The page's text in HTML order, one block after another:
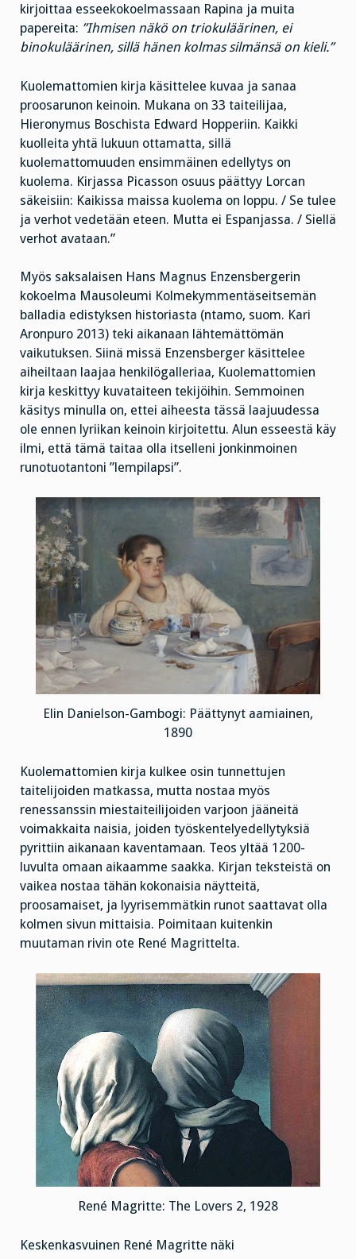
kirjoittaa esseekokoelmassaan Rapina ja muita
papereita: ”Ihmisen näkö on triokuläärinen, ei
binokuläärinen, sillä hänen kolmas silmänsä on kieli.”
Kuolemattomien kirja käsittelee kuvaa ja sanaa
proosarunon keinoin. Mukana on 33 taiteilijaa,
Hieronymus Boschista Edward Hopperiin. Kaikki
kuolleita yhtä lukuun ottamatta, sillä
kuolemattomuuden ensimmäinen edellytys on
kuolema. Kirjassa Picasson osuus päättyy Lorcan
säkeisiin: Kaikissa maissa kuolema on loppu. / Se tulee
ja verhot vedetään eteen. Mutta ei Espanjassa. / Siellä
verhot avataan.”
Myös saksalaisen Hans Magnus Enzensbergerin
kokoelma Mausoleumi Kolmekymmentäseitsemän
balladia edistyksen historiasta (ntamo, suom. Kari
Aronpuro 2013) teki aikanaan lähtemättömän
vaikutuksen. Siinä missä Enzensberger käsittelee
aiheiltaan laajaa henkilögalleriaa, Kuolemattomien
kirja keskittyy kuvataiteen tekijöihin. Semmoinen
käsitys minulla on, ettei aiheesta tässä laajuudessa
ole ennen lyriikan keinoin kirjoitettu. Alun esseestä käy
ilmi, että tämä taitaa olla itselleni jonkinmoinen
runotuotantoni ”lempilapsi”.
Elin Danielson-Gambogi: Päättynyt aamiainen,
1890
Kuolemattomien kirja kulkee osin tunnettujen
taitelijoiden matkassa, mutta nostaa myös
renessanssin miestaiteilijoiden varjoon jääneitä
voimakkaita naisia, joiden työskentelyedellytyksiä
pyrittiin aikanaan kaventamaan. Teos yltää 1200-
luvulta omaan aikaamme saakka. Kirjan teksteistä on
vaikea nostaa tähän kokonaisia näytteitä,
proosamaiset, ja lyyrisemmätkin runot saattavat olla
kolmen sivun mittaisia. Poimitaan kuitenkin
muutaman rivin ote René Magrittelta.
René Magritte: The Lovers 2, 1928
Keskenkasvuinen René Magritte näki